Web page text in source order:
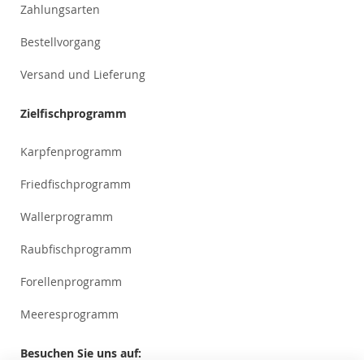
Zahlungsarten
Bestellvorgang
Versand und Lieferung
Zielfischprogramm
Karpfenprogramm
Friedfischprogramm
Wallerprogramm
Raubfischprogramm
Forellenprogramm
Meeresprogramm
Besuchen Sie uns auf: